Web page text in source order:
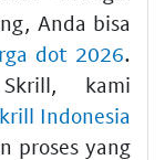
Anda bisa
dot 2026.
kami
Indonesia
proses yang